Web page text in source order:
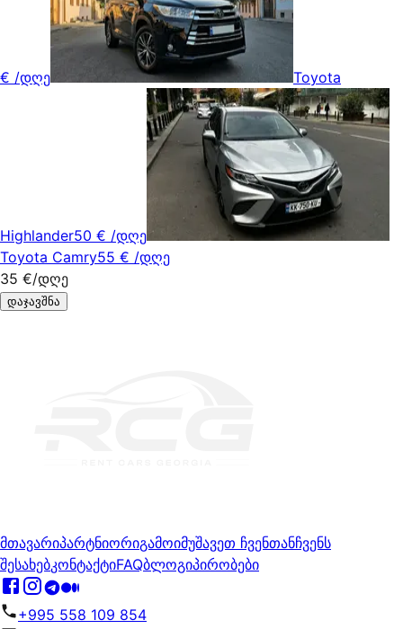
€ /დღე Toyota
Highlander50 € /დღე
Toyota Camry55 € /დღე
35 €/დღე
დაჯავშნა
მთავარიპარტნიორიგამოიმუშავეთ ჩვენთანჩვენს
შესახებკონტაქტიFAQბლოგიპირობები
+995 558 109 854